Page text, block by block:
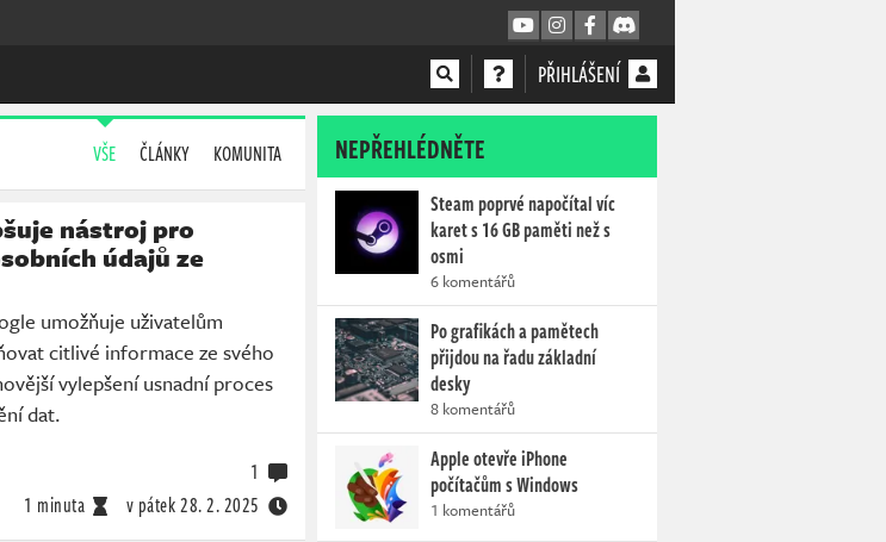
PŘIHLÁŠENÍ
VŠE ČLÁNKY KOMUNITA
nástroj pro
údajů ze
umožňuje uživatelům
citlivé informace ze svého
vylepšení usnadní proces
dat.
1 minuta v pátek28. 2. 2025
1
NEPŘEHLÉDNĚTE
Steam poprvé napočítal víc
karet s 16 GB paměti než s
osmi
6 komentářů
Po grafikách a pamětech
přijdou na řadu základní
desky
8 komentářů
Apple otevře iPhone
počítačům s Windows
1 komentářů